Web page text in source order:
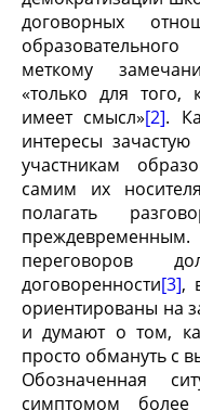
договорных
образовательного
меткому
«только для того,
имеет смысл»[2].
интересы
участникам
самим их
полагать
переговоров
договоренности[3],
ориентированы на
и думают о том,
просто обмануть с
Обозначенная
симптомом более